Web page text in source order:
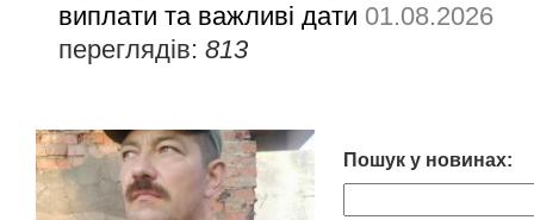
виплати та важливі дати 01.08.2026
переглядів:813
Пошук у новинах: